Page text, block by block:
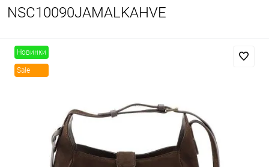
NSC10090JAMALKAHVE
Новинки
Sale